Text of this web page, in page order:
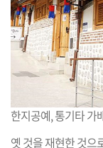
한지공예, 통기타 가
옛 것을 재현한 것으